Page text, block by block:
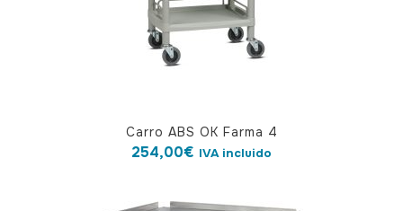
Carro ABS OK Farma 4
254,00€ IVA incluido